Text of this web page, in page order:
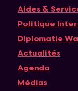
Aides &
Politique
Diplomatie
Actualités
Agenda
Médias